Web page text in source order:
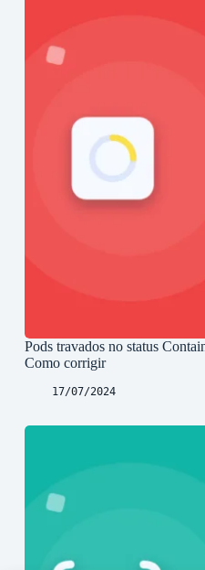
Pods travados no status
Como corrigir
17/07/2024